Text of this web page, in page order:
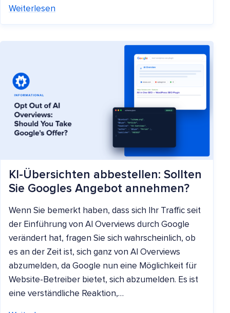
Weiterlesen
KI-Übersichten abbestellen: Sollten
Sie Googles Angebot annehmen?
Wenn Sie bemerkt haben, dass sich Ihr Traffic seit
der Einführung von AI Overviews durch Google
verändert hat, fragen Sie sich wahrscheinlich, ob
es an der Zeit ist, sich ganz von AI Overviews
abzumelden, da Google nun eine Möglichkeit für
Website-Betreiber bietet, sich abzumelden. Es ist
eine verständliche Reaktion,…